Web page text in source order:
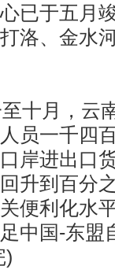
已于五月
洛、金水
十月，云
员一千四
岸进出口
升到百分
便利化水
中国-东盟
)